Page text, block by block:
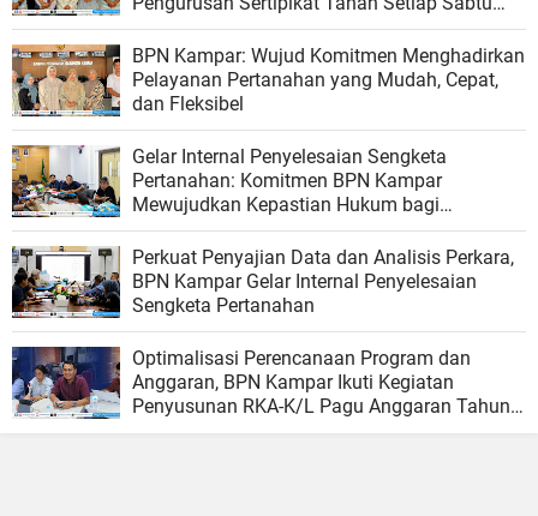
dan Minggu
BPN Kampar: Wujud Komitmen Menghadirkan
Pelayanan Pertanahan yang Mudah, Cepat,
dan Fleksibel
Gelar Internal Penyelesaian Sengketa
Pertanahan: Komitmen BPN Kampar
Mewujudkan Kepastian Hukum bagi
Masyarakat
Perkuat Penyajian Data dan Analisis Perkara,
BPN Kampar Gelar Internal Penyelesaian
Sengketa Pertanahan
Optimalisasi Perencanaan Program dan
Anggaran, BPN Kampar Ikuti Kegiatan
Penyusunan RKA-K/L Pagu Anggaran Tahun